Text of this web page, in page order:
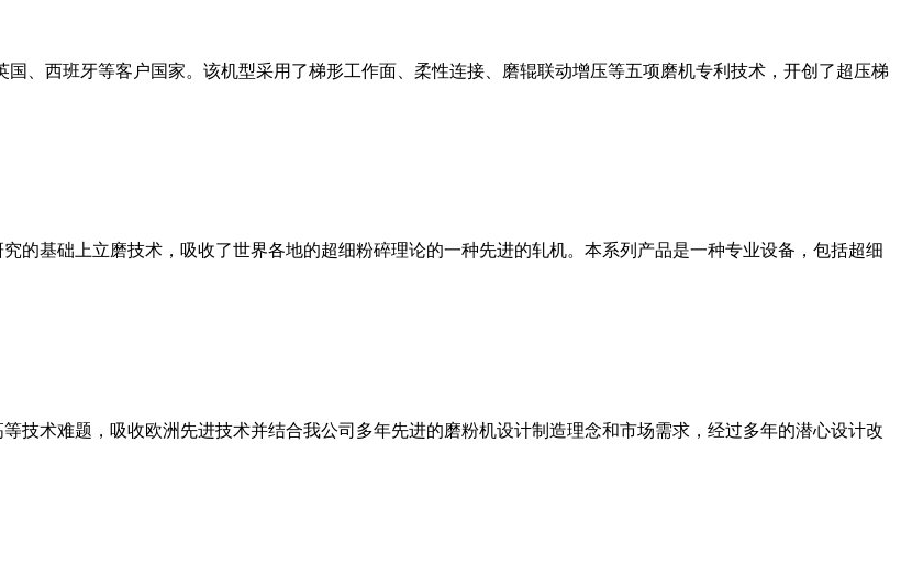
、西班牙等客户国家。该机型采用了梯形工作面、柔性连接、磨辊联动增压等五项磨机专利技术，开创了超压梯
的基础上立磨技术，吸收了世界各地的超细粉碎理论的一种先进的轧机。本系列产品是一种专业设备，包括超细
技术难题，吸收欧洲先进技术并结合我公司多年先进的磨粉机设计制造理念和市场需求，经过多年的潜心设计改